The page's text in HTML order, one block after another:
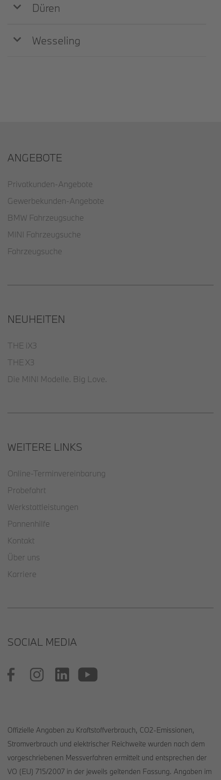
Düren
Wesseling
ANGEBOTE
Privatkunden-Angebote
Gewerbekunden-Angebote
BMW Fahrzeugsuche
MINI Fahrzeugsuche
Fahrzeugsuche
NEUHEITEN
THE iX3
THE X3
Die MINI Modelle. Big Love.
WEITERE LINKS
Online-Terminvereinbarung
Probefahrt
Werkstattleistungen
Pannenhilfe
Kontakt
Über uns
Karriere
SOCIAL MEDIA
Offizielle Angaben zu Kraftstoffverbrauch, CO2-Emissionen,
Stromverbrauch und elektrischer Reichweite wurden nach dem
vorgeschriebenen Messverfahren ermittelt und entsprechen der
VO (EU) 715/2007 in der jeweils geltenden Fassung. Angaben im